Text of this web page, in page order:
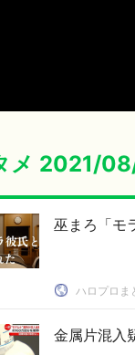
メ 2021/
巫まろ「モ
ハロプロま
金属片混入